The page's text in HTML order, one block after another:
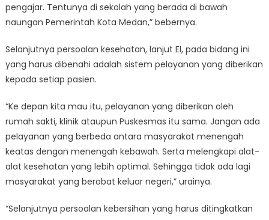
pengajar. Tentunya di sekolah yang berada di bawah
naungan Pemerintah Kota Medan,” bebernya.
Selanjutnya persoalan kesehatan, lanjut El, pada bidang ini
yang harus dibenahi adalah sistem pelayanan yang diberikan
kepada setiap pasien.
“Ke depan kita mau itu, pelayanan yang diberikan oleh
rumah sakti, klinik ataupun Puskesmas itu sama. Jangan ada
pelayanan yang berbeda antara masyarakat menengah
keatas dengan menengah kebawah. Serta melengkapi alat-
alat kesehatan yang lebih optimal. Sehingga tidak ada lagi
masyarakat yang berobat keluar negeri,” urainya.
“Selanjutnya persoalan kebersihan yang harus ditingkatkan